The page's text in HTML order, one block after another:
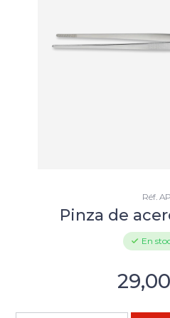
Réf.
Pinza de
En
29,00